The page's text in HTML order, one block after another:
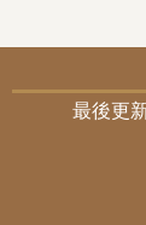
最後更